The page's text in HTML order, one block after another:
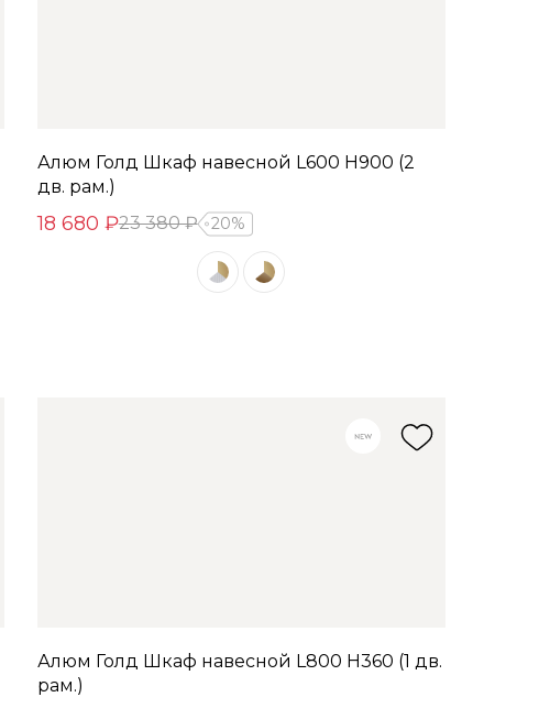
Алюм Голд Шкаф навесной L600 Н900 (2
дв. рам.)
18 680 ₽23 380 ₽ 20%
Алюм Голд Шкаф навесной L800 Н360 (1 дв.
рам.)